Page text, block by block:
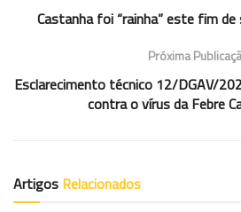
Castanha foi “rainha” este fim
Próxima
Esclarecimento técnico 12/DGAV/
contra o vírus da Febre
Artigos Relacionados